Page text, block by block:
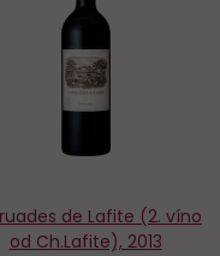
de Lafite (2. víno
od Ch.Lafite), 2013